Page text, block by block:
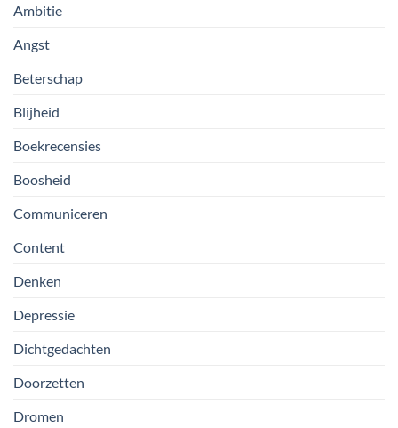
Ambitie
Angst
Beterschap
Blijheid
Boekrecensies
Boosheid
Communiceren
Content
Denken
Depressie
Dichtgedachten
Doorzetten
Dromen